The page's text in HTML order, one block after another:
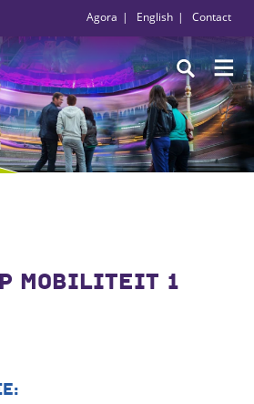
Agora English Contact
MOBILITEIT 1